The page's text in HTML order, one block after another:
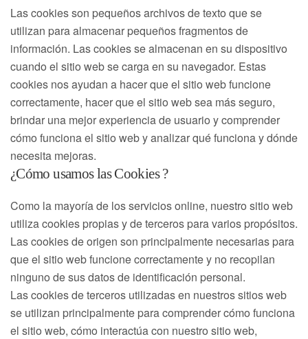
Las cookies son pequeños archivos de texto que se
utilizan para almacenar pequeños fragmentos de
información. Las cookies se almacenan en su dispositivo
cuando el sitio web se carga en su navegador. Estas
cookies nos ayudan a hacer que el sitio web funcione
correctamente, hacer que el sitio web sea más seguro,
brindar una mejor experiencia de usuario y comprender
cómo funciona el sitio web y analizar qué funciona y dónde
necesita mejoras.
¿Cómo usamos las Cookies ?
Como la mayoría de los servicios online, nuestro sitio web
utiliza cookies propias y de terceros para varios propósitos.
Las cookies de origen son principalmente necesarias para
que el sitio web funcione correctamente y no recopilan
ninguno de sus datos de identificación personal.
Las cookies de terceros utilizadas en nuestros sitios web
se utilizan principalmente para comprender cómo funciona
el sitio web, cómo interactúa con nuestro sitio web,